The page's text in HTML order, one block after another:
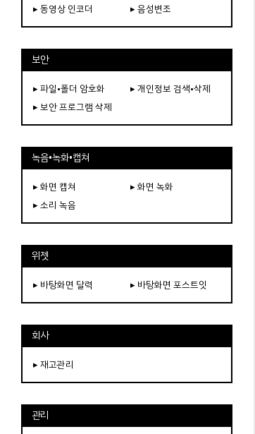
▸ 동영상 인코더 ▸ 음성변조
보안
▸ 파일•폴더 암호화
▸ 개인정보 검색•삭제
▸ 보안 프로그램 삭제
녹음•녹화•캡쳐
▸ 화면 캡쳐
▸ 화면 녹화
▸ 소리 녹음
위젯
▸ 바탕화면 달력 ▸ 바탕화면 포스트잇
회사
▸ 재고관리
관리